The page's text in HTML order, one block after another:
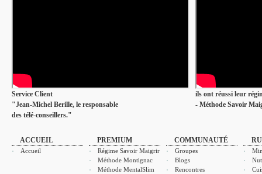
Service Client
"Jean-Michel Berille, le responsable
des télé-conseillers."
ils ont réussi leur
- Méthode Savoir
ACCUEIL
Accueil
PREMIUM
Régime Savoir Maigrir
Méthode Montignac
Méthode MentalSlim
COMMUNAUTÉ
Groupes
Blogs
Rencontres